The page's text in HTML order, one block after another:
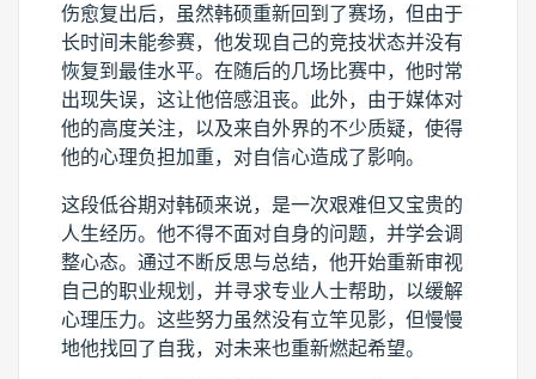
伤愈复出后，虽然韩硕重新回到了赛场，但由于
长时间未能参赛，他发现自己的竞技状态并没有
恢复到最佳水平。在随后的几场比赛中，他时常
出现失误，这让他倍感沮丧。此外，由于媒体对
他的高度关注，以及来自外界的不少质疑，使得
他的心理负担加重，对自信心造成了影响。
这段低谷期对韩硕来说，是一次艰难但又宝贵的
人生经历。他不得不面对自身的问题，并学会调
整心态。通过不断反思与总结，他开始重新审视
自己的职业规划，并寻求专业人士帮助，以缓解
心理压力。这些努力虽然没有立竿见影，但慢慢
地他找回了自我，对未来也重新燃起希望。